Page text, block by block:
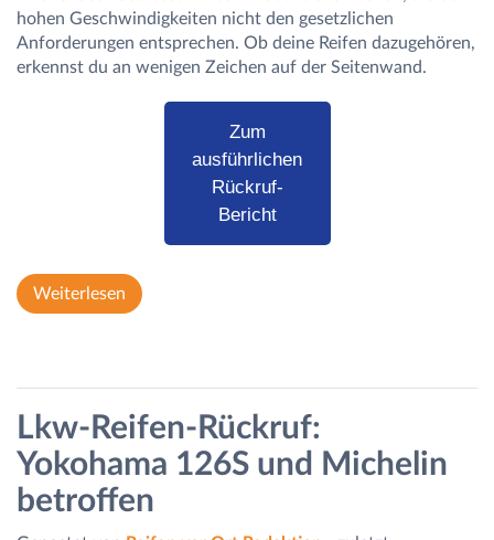
hohen Geschwindigkeiten nicht den gesetzlichen
Anforderungen entsprechen. Ob deine Reifen dazugehören,
erkennst du an wenigen Zeichen auf der Seitenwand.
Zum
ausführlichen
Rückruf-
Bericht
Weiterlesen
Lkw-Reifen-Rückruf:
Yokohama 126S und Michelin
betroffen